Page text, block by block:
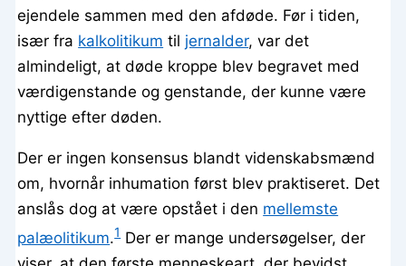
ejendele sammen med den afdøde. Før i tiden,
især fra kalkolitikum til jernalder, var det
almindeligt, at døde kroppe blev begravet med
værdigenstande og genstande, der kunne være
nyttige efter døden.
Der er ingen konsensus blandt videnskabsmænd
om, hvornår inhumation først blev praktiseret. Det
anslås dog at være opstået i den mellemste
palæolitikum.1Der er mange undersøgelser, der